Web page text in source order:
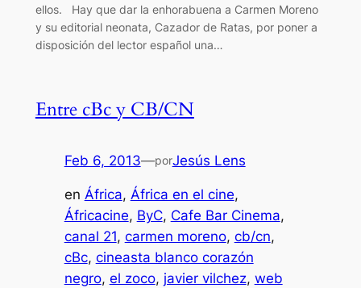
ellos. Hay que dar la enhorabuena a Carmen Moreno
y su editorial neonata, Cazador de Ratas, por poner a
disposición del lector español una…
Entre cBc y CB/CN
Feb 6, 2013—porJesús Lens
en África, África en el cine
Áfricacine, ByC, Cafe Bar Cinema
canal 21, carmen moreno, cb/cn
cBc, cineasta blanco corazón
negro, el zoco, javier vilchez, web